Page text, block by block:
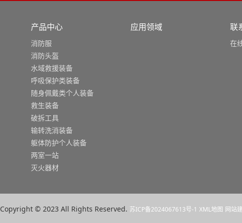
产品中心
消防服
消防头盔
水域救援装备
呼吸保护类装备
随身佩戴类个人装备
救生装备
破拆工具
输转洗消装备
躯体防护个人装备
两室一站
灭火器材
应用领域 联
在
Copyright © 2023 All Rights Reserved. 苏ICP备2024067613号-1 XML地图 网站